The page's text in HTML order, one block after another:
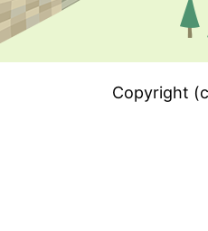
Copyright